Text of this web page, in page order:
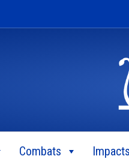
Combats Impacts